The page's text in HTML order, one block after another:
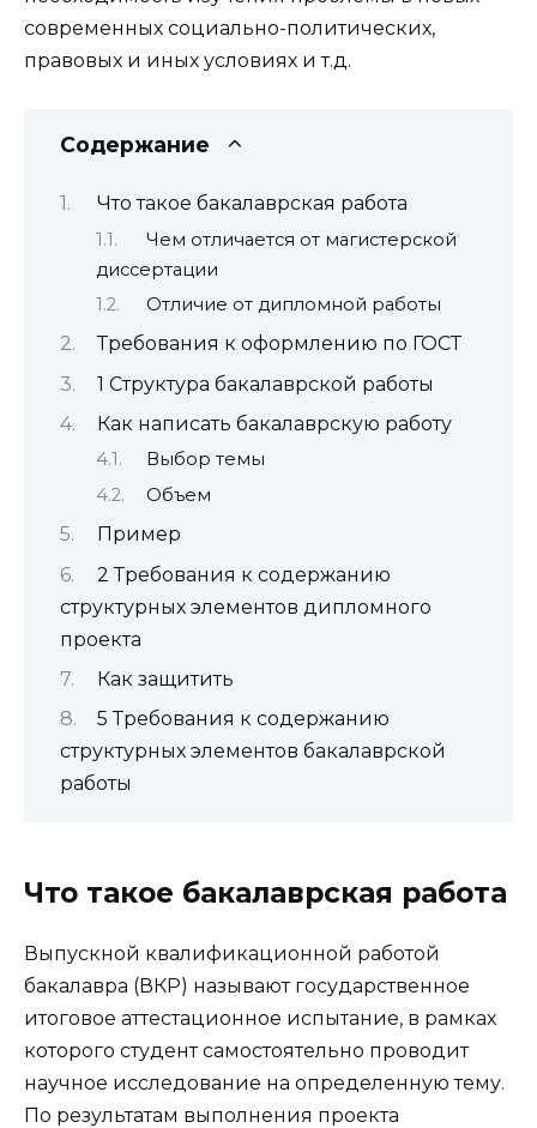
современных социально-политических,
правовых и иных условиях и т.д.
Содержание
Что такое бакалаврская работа
Чем отличается от магистерской
диссертации
Отличие от дипломной работы
Требования к оформлению по ГОСТ
1 Структура бакалаврской работы
Как написать бакалаврскую работу
Выбор темы
Объем
Пример
2 Требования к содержанию
структурных элементов дипломного
проекта
Как защитить
5 Требования к содержанию
структурных элементов бакалаврской
работы
Что такое бакалаврская работа
Выпускной квалификационной работой
бакалавра (ВКР) называют государственное
итоговое аттестационное испытание, в рамках
которого студент самостоятельно проводит
научное исследование на определенную тему.
По результатам выполнения проекта